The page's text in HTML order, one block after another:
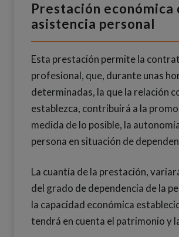
Prestación económica
asistencia personal
Esta prestación permite la
profesional, que, durante unas
determinadas, la que la relación
establezca, contribuirá a la
medida de lo posible, la
persona en situación de
La cuantía de la prestación,
del grado de dependencia de la
la capacidad económica
tendrá en cuenta el patrimonio y